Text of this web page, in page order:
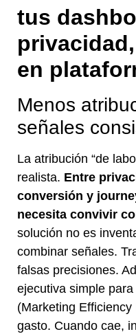
tus
en
Menos
señales
La atribución “de
realista. Entre
conversión y
necesita convivir
solución no es
combinar señales.
falsas precisiones.
ejecutiva simple
(Marketing
gasto. Cuando cae,